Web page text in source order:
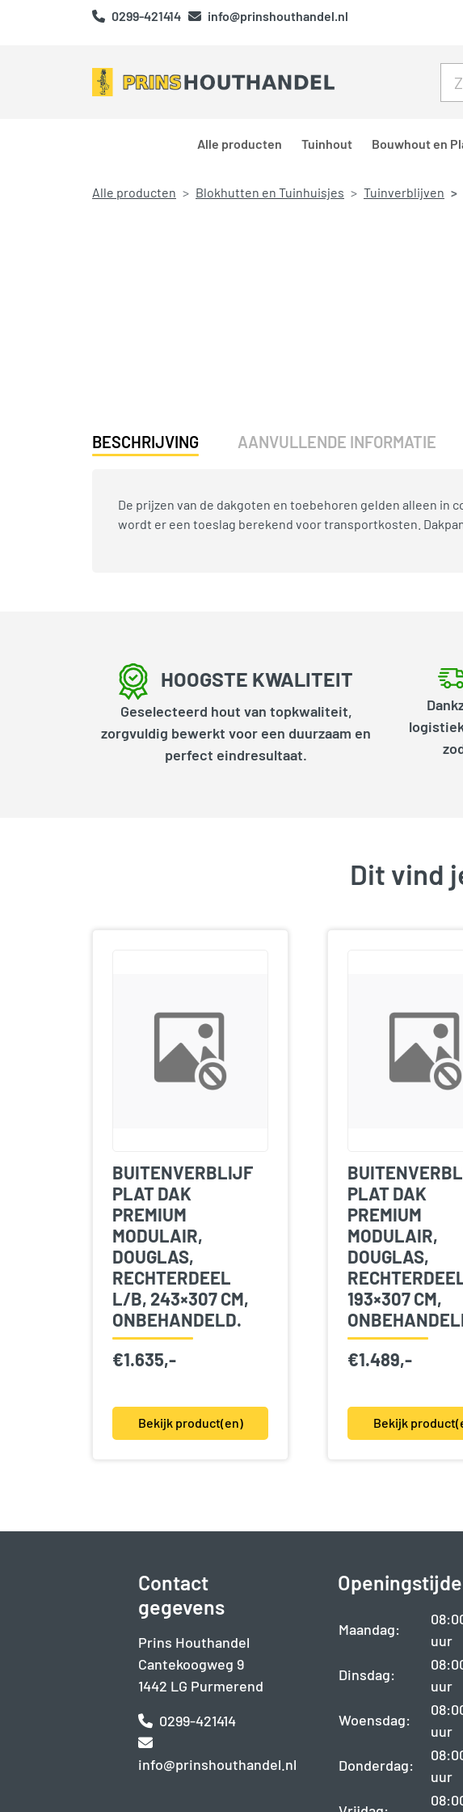
0299-421414 info@prinshouthandel.nl
Alle producten Tuinhout Bouwhout en
Alle producten Blokhutten en Tuinhuisjes Tuinverblijven
BESCHRIJVING AANVULLENDE INFORMATIE
De prijzen van de dakgoten en toebehoren gelden alleen in
wordt er een toeslag berekend voor transportkosten.
HOOGSTE KWALITEIT
Geselecteerd hout van topkwaliteit,
zorgvuldig bewerkt voor een duurzaam en
perfect eindresultaat.
Dit vind
BUITENVERBLIJF
PLAT DAK
PREMIUM
MODULAIR,
DOUGLAS,
RECHTERDEEL
L/B, 243×307 CM,
ONBEHANDELD.
€1.635,-
Bekijk product(en)
PLAT DAK
PREMIUM
MODULAIR,
DOUGLAS,
193×307 CM,
€1.489,-
Bekijk
Contact
gegevens
Prins Houthandel
Cantekoogweg 9
1442 LG Purmerend
0299-421414
info@prinshouthandel.nl
Maandag:
uur
Dinsdag:
uur
Woensdag:
uur
Donderdag:
uur